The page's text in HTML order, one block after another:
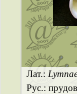
Лат.:
Рус.: